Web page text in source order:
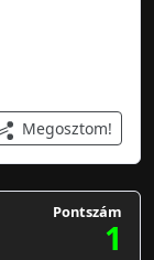
Megosztom!
Pontszám
1